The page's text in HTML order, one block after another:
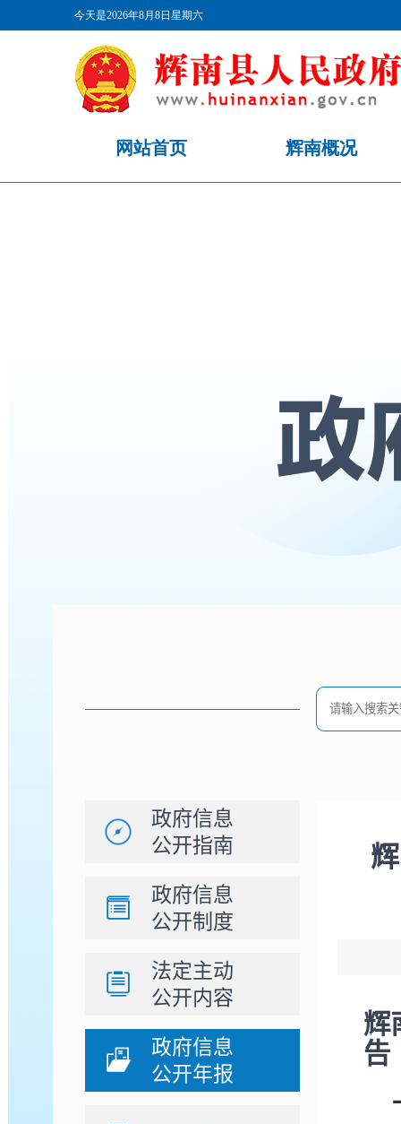
政府信息
公开指南
政府信息
公开制度
法定主动
公开内容
政府信息
公开年报
辉
告